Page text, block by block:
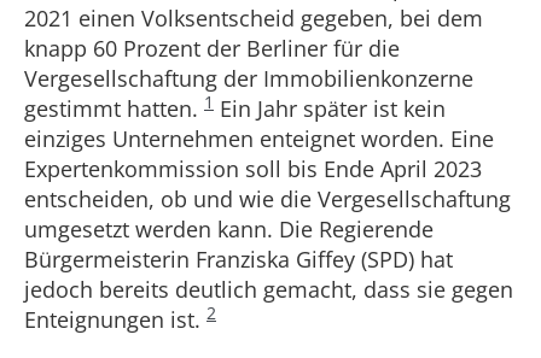
2021 einen Volksentscheid gegeben, bei dem
knapp 60 Prozent der Berliner für die
Vergesellschaftung der Immobilienkonzerne
gestimmt hatten. 1 Ein Jahr später ist kein
einziges Unternehmen enteignet worden. Eine
Expertenkommission soll bis Ende April 2023
entscheiden, ob und wie die Vergesellschaftung
umgesetzt werden kann. Die Regierende
Bürgermeisterin Franziska Giffey (SPD) hat
jedoch bereits deutlich gemacht, dass sie gegen
Enteignungen ist. 2